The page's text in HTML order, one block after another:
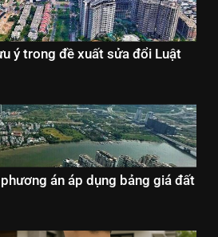
ý trong đề xuất sửa đổi Luật
án áp dụng bảng giá đất